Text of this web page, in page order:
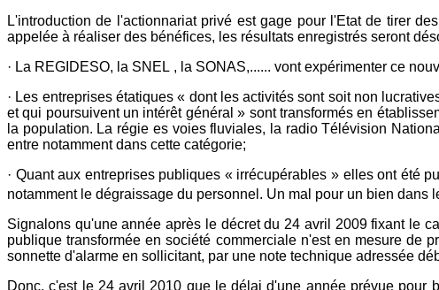
L'introduction de l'actionnariat privé est gage pour l'Etat de tirer
appelée à réaliser des bénéfices, les résultats enregistrés seront
· La REGIDESO, la SNEL , la SONAS,...... vont expérimenter ce
· Les entreprises étatiques « dont les activités sont soit non
et qui poursuivent un intérêt général » sont transformés en
la population. La régie es voies fluviales, la radio Télévision
entre notamment dans cette catégorie;
· Quant aux entreprises publiques « irrécupérables » elles ont été
notamment le dégraissage du personnel. Un mal pour un bien
Signalons qu'une année après le décret du 24 avril 2009 fixant le
publique transformée en société commerciale n'est en mesure de
sonnette d'alarme en sollicitant, par une note technique adressée
Donc, c'est le 24 avril 2010 que le délai d'une année prévue pour